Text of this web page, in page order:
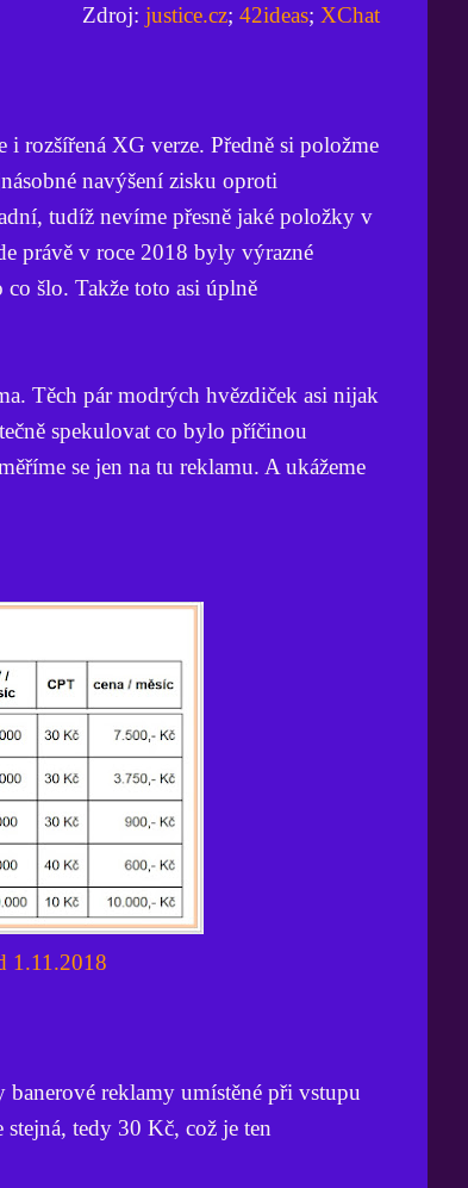
Zdroj: justice.cz; 42ideas; XChat
rozšířená XG verze. Předně si položme
navýšení zisku oproti
tudíž nevíme přesně jaké položky v
právě v roce 2018 byly výrazné
šlo. Takže toto asi úplně
Těch pár modrých hvězdiček asi nijak
spekulovat co bylo příčinou
se jen na tu reklamu. A ukážeme
1.11.2018
reklamy umístěné při vstupu
tedy 30 Kč, což je ten